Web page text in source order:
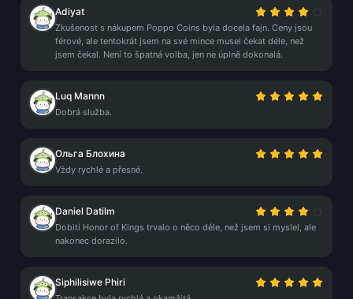
Adiyat
Zkušenost s nákupem Poppo Coins byla docela fajn. Ceny jsou
férové, ale tentokrát jsem na své mince musel čekat déle, než
jsem čekal. Není to špatná volba, jen ne úplně dokonalá.
Luq Mannn
Dobrá služba.
Ольга Блохина
Vždy rychlé a přesné.
Daniel Datilm
Dobití Honor of Kings trvalo o něco déle, než jsem si myslel, ale
nakonec dorazilo.
Siphilisiwe Phiri